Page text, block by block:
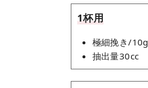
1杯用
極細挽き/10g
抽出量30cc